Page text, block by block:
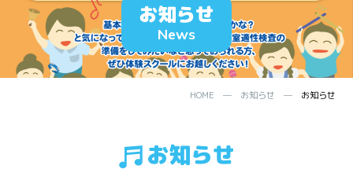
お知らせ
News
HOME ─ お知らせ ─ お知らせ
お知らせ